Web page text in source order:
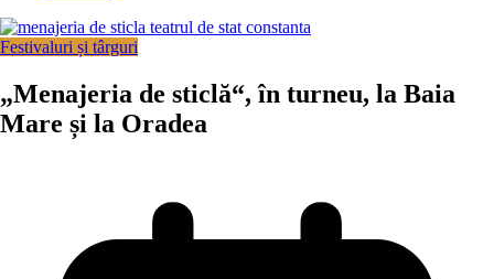
Festivaluri și târguri
„Menajeria de sticlă“, în turneu, la Baia
Mare și la Oradea